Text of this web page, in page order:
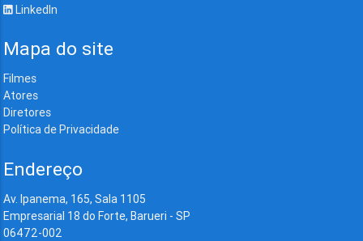
LinkedIn
Mapa do site
Filmes
Atores
Diretores
Política de Privacidade
Endereço
Av. Ipanema, 165, Sala 1105
Empresarial 18 do Forte, Barueri - SP
06472-002